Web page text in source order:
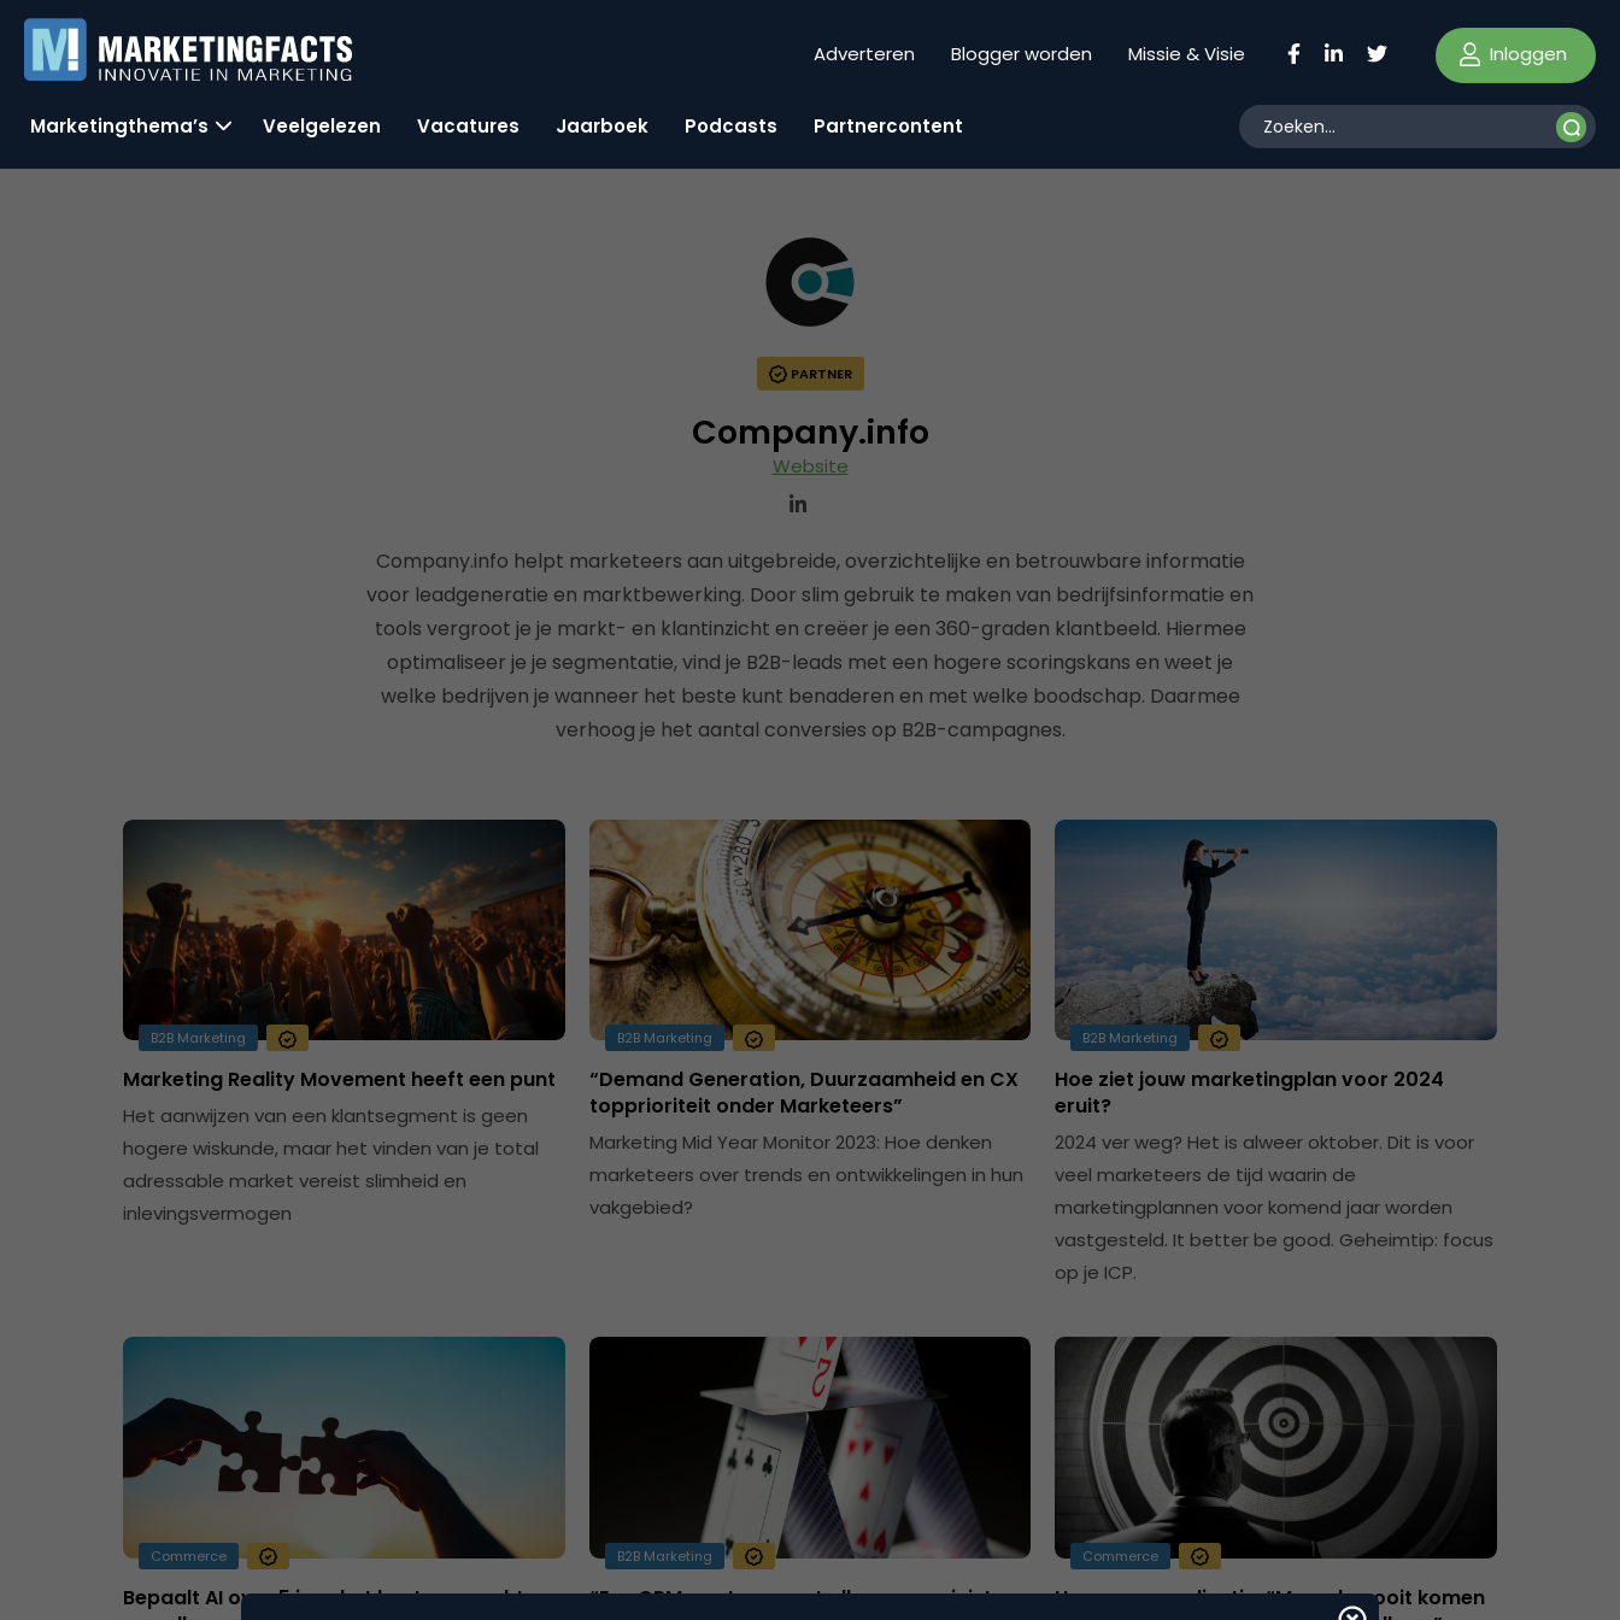
Adverteren Blogger worden Missie & Visie Inloggen
Marketingthema’s Veelgelezen Vacatures Jaarboek Podcasts Partnercontent
PARTNER
Company.info
Website
Company.info helpt marketeers aan uitgebreide, overzichtelijke en betrouwbare informatie
voor leadgeneratie en marktbewerking. Door slim gebruik te maken van bedrijfsinformatie en
tools vergroot je je markt- en klantinzicht en creëer je een 360-graden klantbeeld. Hiermee
optimaliseer je je segmentatie, vind je B2B-leads met een hogere scoringskans en weet je
welke bedrijven je wanneer het beste kunt benaderen en met welke boodschap. Daarmee
verhoog je het aantal conversies op B2B-campagnes.
B2B Marketing
Marketing Reality Movement heeft een punt
Het aanwijzen van een klantsegment is geen
hogere wiskunde, maar het vinden van je total
adressable market vereist slimheid en
inlevingsvermogen
B2B Marketing
“Demand Generation, Duurzaamheid en CX
topprioriteit onder Marketeers”
Marketing Mid Year Monitor 2023: Hoe denken
marketeers over trends en ontwikkelingen in hun
vakgebied?
B2B Marketing
Hoe ziet jouw marketingplan voor 2024
eruit?
2024 ver weg? Het is alweer oktober. Dit is voor
veel marketeers de tijd waarin de
marketingplannen voor komend jaar worden
vastgesteld. It better be good. Geheimtip: focus
op je ICP.
Commerce
Bepaalt AI over 5 jaar het bestaansrecht
B2B Marketing
“Een CRM-systeem met alleen maar juiste
Commerce
Hyperpersonalisatie: “Meer dan ooit komen